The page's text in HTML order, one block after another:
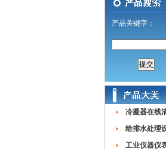
产品关键字：
冷凝器在线
给排水处理
工业仪器仪